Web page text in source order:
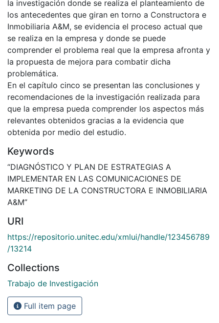
la investigación donde se realiza el planteamiento de
los antecedentes que giran en torno a Constructora e
Inmobiliaria A&M, se evidencia el proceso actual que
se realiza en la empresa y donde se puede
comprender el problema real que la empresa afronta y
la propuesta de mejora para combatir dicha
problemática.
En el capítulo cinco se presentan las conclusiones y
recomendaciones de la investigación realizada para
que la empresa pueda comprender los aspectos más
relevantes obtenidos gracias a la evidencia que
obtenida por medio del estudio.
Keywords
“DIAGNÓSTICO Y PLAN DE ESTRATEGIAS A
IMPLEMENTAR EN LAS COMUNICACIONES DE
MARKETING DE LA CONSTRUCTORA E INMOBILIARIA
A&M”
URI
https://repositorio.unitec.edu/xmlui/handle/123456789
/13214
Collections
Trabajo de Investigación
Full item page